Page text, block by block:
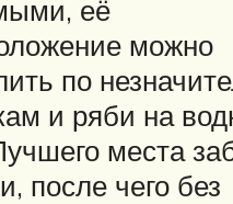
её
можно
по
и ряби на
места
после чего без